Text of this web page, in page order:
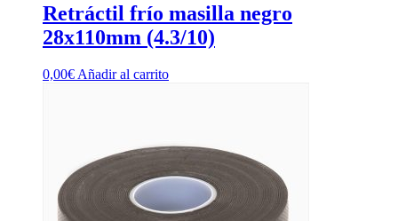
Retráctil frío masilla negro
28x110mm (4.3/10)
0,00€Añadir al carrito